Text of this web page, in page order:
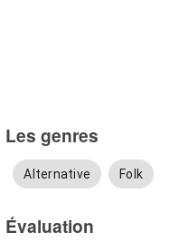
Les genres
Alternative Folk
Évaluation